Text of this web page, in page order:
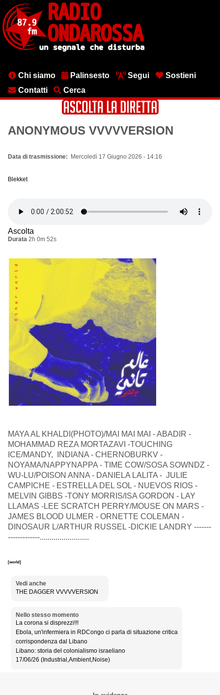
contenuto
principale
MenuChi siamo Palinsesto Segui
Sostieni
Contatti
Cerca
ANONYMOUS VVVVVERSION
Data di trasmissione Mercoledì 17 Giugno 2026 - 14:16
Blekket
Ascolta
Durata 2h 0m 52s
MAYA AL KHALDI(PHOTO)/MAI MAI MAI - ABADIR -
MOHAMMAD REZA MORTAZAVI -TOUCHING
ICE/MANDY, INDIANA - CHERNOBURKV -
NOYAMA/NAPPYNAPPA - TIME COW/SOSA SOWNDZ -
WU-LU/POISON ANNA - DANIELA LALITA - JULIE
CAMPICHE - ESTRELLA DEL SOL - NUEVOS RIOS -
MELVIN GIBBS -TONY MORRIS/ISA GORDON - LAY
LLAMAS -LEE SCRATCH PERRY/MOUSE ON MARS -
JAMES BLOOD ULMER - ORNETTE COLEMAN -
DINOSAUR L/ARTHUR RUSSEL -DICKIE LANDRY -------
-------------.........................
[world]
Vedi anche
THE DAGGER VVVVVERSION
Nello stesso momento
La corona si disprezzi!!!
Ebola, un'infermiera in RDCongo ci parla di situazione critica
corrispondenza dal Libano
Libano: storia del colonialismo israeliano
17/06/26 (Industrial,Ambient,Noise)